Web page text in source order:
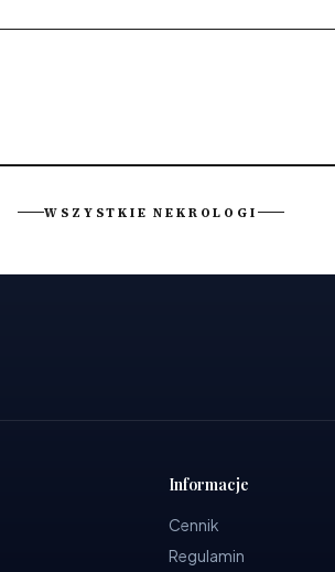
WSZYSTKIE NEKROLOGI
Informacje
Cennik
Regulamin